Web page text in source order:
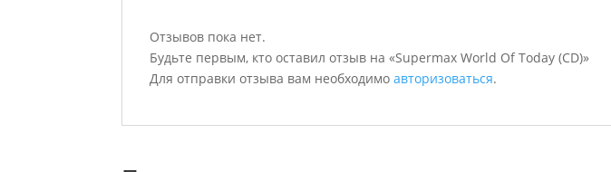
Отзывов пока нет.
Будьте первым, кто оставил отзыв на «Supermax World Of Today (CD)»
Для отправки отзыва вам необходимоавторизоваться.